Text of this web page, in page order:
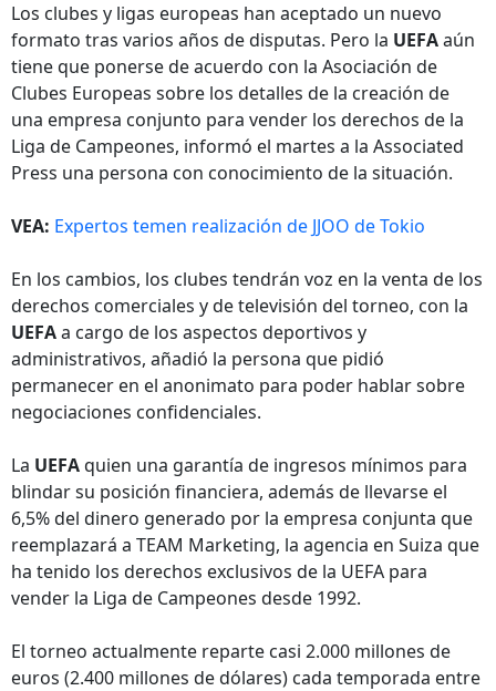
Los clubes y ligas europeas han aceptado un nuevo
formato tras varios años de disputas. Pero la UEFAaún
tiene que ponerse de acuerdo con la Asociación de
Clubes Europeas sobre los detalles de la creación de
una empresa conjunto para vender los derechos de la
Liga de Campeones, informó el martes a la Associated
Press una persona con conocimiento de la situación.
VEA: Expertos temen realización de JJOO de Tokio
En los cambios, los clubes tendrán voz en la venta de los
derechos comerciales y de televisión del torneo, con la
UEFAa cargo de los aspectos deportivos y
administrativos, añadió la persona que pidió
permanecer en el anonimato para poder hablar sobre
negociaciones confidenciales.
La UEFAquien una garantía de ingresos mínimos para
blindar su posición financiera, además de llevarse el
6,5% del dinero generado por la empresa conjunta que
reemplazará a TEAM Marketing, la agencia en Suiza que
ha tenido los derechos exclusivos de la UEFA para
vender la Liga de Campeones desde 1992.
El torneo actualmente reparte casi 2.000 millones de
euros (2.400 millones de dólares) cada temporada entre